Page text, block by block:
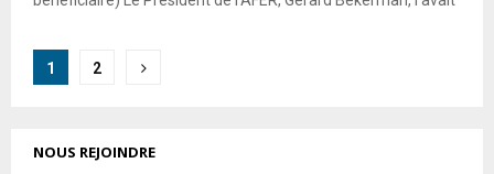
Pagination
publications
1 2
NOUS REJOINDRE